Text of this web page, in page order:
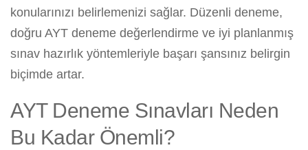
konularınızı belirlemenizi sağlar. Düzenli deneme,
doğru AYT deneme değerlendirme ve iyi planlanmış
sınav hazırlık yöntemleriyle başarı şansınız belirgin
biçimde artar.
AYT Deneme Sınavları Neden
Bu Kadar Önemli?